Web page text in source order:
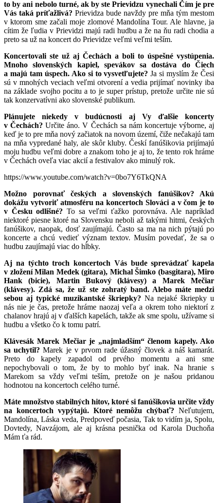
to by ani nebolo turné, ak by ste Prievidzu vynechali Čím je pre
Vás taká príťažlivá? Prievidza bude navždy pre mňa tým mestom
v ktorom sme začali moje zlomové Mandolína Tour. Ale hlavne, ja
cítim že ľudia v Prievidzi majú radi hudbu a že na ňu radi chodia a
preto sa už na koncert do Prievidze veľmi veľmi teším.
Koncertovali ste už aj Čechách a boli to úspešné vystúpenia.
Mnoho slovenských kapiel, spevákov sa dostáva do Čiech
a majú tam úspech. Ako si to vysvetľujete?Ja si myslím že Česi
sú v mnohých veciach veľmi otvorení a vedia prijímať novinky iba
na základe svojho pocitu a to je super prístup, pretože určite nie sú
tak konzervatívni ako slovenské publikum.
Plánujete niekedy v budúcnosti aj Vy ďalšie koncerty
v Čechách?Určite áno. V Čechách sa nám koncertuje výborne, aj
keď je to pre mňa nový začiatok na novom území, čiže nečakajú tam
na mňa vypredané haly, ale skôr kluby. Českí fanúšikovia prijímajú
moju hudbu veľmi dobre a znakom toho je aj to, že tento rok hráme
v Čechách oveľa viac akcií a festivalov ako minulý rok.
https://www.youtube.com/watch?v=0bo7Y6TkQNA
Možno porovnať českých a slovenských fanúšikov? Akú
dokážu vytvoriť atmosféru na koncertoch Slováci a v čom je to
v Česku odlišné? To sa veľmi ťažko porovnáva. Ale napríklad
niektoré piesne ktoré na Slovensku neboli až takými hitmi, českých
fanúšikov, naopak, dosť zaujímajú. Často sa ma na nich pýtajú po
koncerte a chcú vedieť význam textov. Musím povedať, že sa o
hudbu zaujímajú viac do hĺbky.
Aj na týchto troch koncertoch Vás bude sprevádzať kapela
v zložení Milan Medek (gitara), Michal Šimko (basgitara), Miro
Hank (bicie), Martin Bukový (klávesy) a Marek Mečiar
(klávesy). Zdá sa, že už ste zohratý band. Alebo máte medzi
sebou aj typické muzikantské škriepky? Na nejaké škriepky u
nás nie je čas, pretože hráme naozaj veľa a okrem toho niektorí z
chalanov hrajú aj v ďalších kapelách, takže ak sme spolu, užívame si
hudbu a všetko čo k tomu patrí.
Klávesák Marek Mečiar je „najmladším“ členom kapely. Ako
sa uchytil?Marek je v prvom rade úžasný človek a náš kamarát.
Preto do kapely zapadol od prvého momentu a ani sme
nepochybovali o tom, že by to mohlo byť inak. Na hranie s
Marekom sa vždy veľmi teším, pretože on je našou pridanou
hodnotou na koncertoch celého turné.
Máte množstvo stabilných hitov, ktoré si fanúšikovia určite vždy
na koncertoch vypýtajú. Ktoré nemôžu chýbať? Neľutujem,
Mandolína, Láska veda, Predpoveď počasia, Tak to vidím ja, Spolu,
Dovtedy, Navzájom, ale aj krásna pesnička od Karola Duchoňa
Mám ťa rád.